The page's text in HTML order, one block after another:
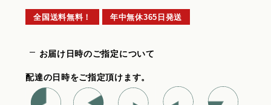
全国送料無料！ 年中無休365日発送
お届け日時のご指定について
配達の日時をご指定頂けます。